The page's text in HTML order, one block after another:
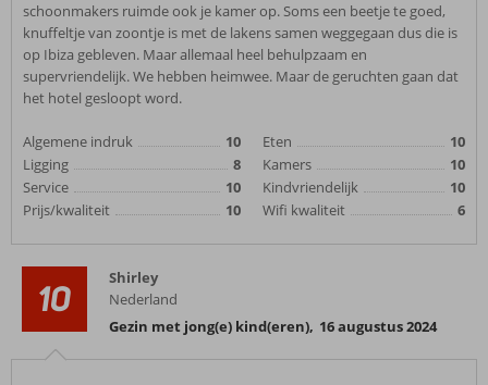
schoonmakers ruimde ook je kamer op. Soms een beetje te goed,
knuffeltje van zoontje is met de lakens samen weggegaan dus die is
op Ibiza gebleven. Maar allemaal heel behulpzaam en
supervriendelijk. We hebben heimwee. Maar de geruchten gaan dat
het hotel gesloopt word.
Algemene indruk
10
Ligging
8
Service
10
Prijs/kwaliteit
10
Eten
10
Kamers
10
Kindvriendelijk
10
Wifi kwaliteit
6
10
Shirley
Nederland
Gezin met jong(e) kind(eren), 16 augustus 2024